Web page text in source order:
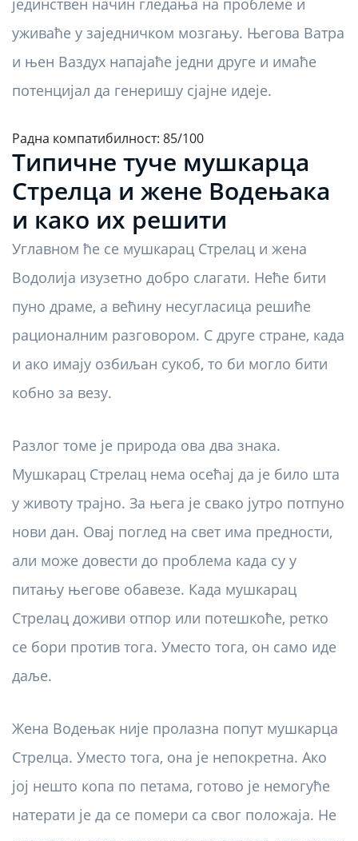
јединствен начин гледања на проблеме и
уживаће у заједничком мозгању. Његова Ватра
и њен Ваздух напајаће једни друге и имаће
потенцијал да генеришу сјајне идеје.
Радна компатибилност: 85/100
Типичне туче мушкарца
Стрелца и жене Водењака
и како их решити
Углавном ће се мушкарац Стрелац и жена
Водолија изузетно добро слагати. Неће бити
пуно драме, а већину несугласица решиће
рационалним разговором. С друге стране, када
и ако имају озбиљан сукоб, то би могло бити
кобно за везу.
Разлог томе је природа ова два знака.
Мушкарац Стрелац нема осећај да је било шта
у животу трајно. За њега је свако јутро потпуно
нови дан. Овај поглед на свет има предности,
али може довести до проблема када су у
питању његове обавезе. Када мушкарац
Стрелац доживи отпор или потешкоће, ретко
се бори против тога. Уместо тога, он само иде
даље.
Жена Водењак није пролазна попут мушкарца
Стрелца. Уместо тога, она је непокретна. Ако
јој нешто копа по петама, готово је немогуће
натерати је да се помери са свог положаја. Не